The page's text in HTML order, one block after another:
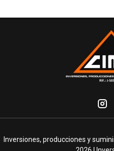
Inversiones, producciones y